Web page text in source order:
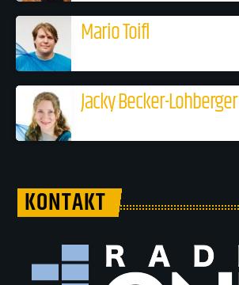
Mario Toifl
Jacky Becker-Lohberger
KONTAKT